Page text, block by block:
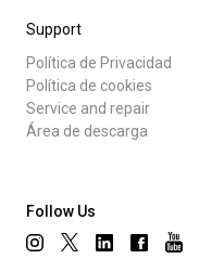
Support
Política de Privacidad
Política de cookies
Service and repair
Área de descarga
Follow Us